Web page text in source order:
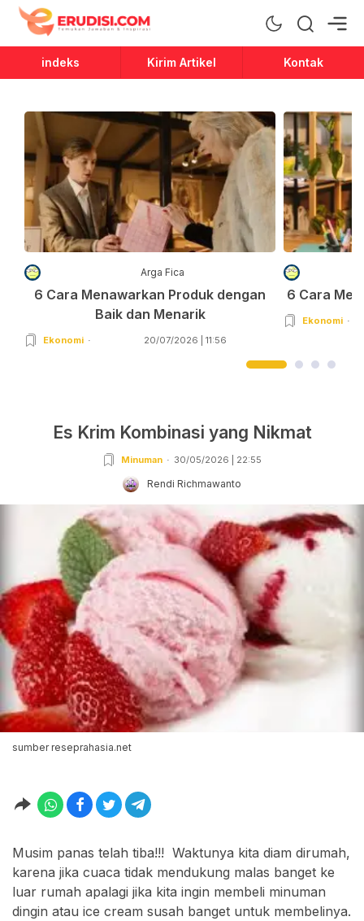
Erudisi
Temukan Jawaban dan Inspirasi
indeks Kirim Artikel Kontak
Arga Fica
6 Cara Menawarkan Produk dengan
Baik dan Menarik
Ekonomi 20/07/2026 | 11:56
6 Cara
Ekonomi
Es Krim Kombinasi yang Nikmat
Minuman 30/05/2026 | 22:55
Rendi Richmawanto
sumber reseprahasia.net
Musim panas telah tiba!!! Waktunya kita diam dirumah,
karena jika cuaca tidak mendukung malas banget ke
luar rumah apalagi jika kita ingin membeli minuman
dingin atau ice cream susah banget untuk membelinya.